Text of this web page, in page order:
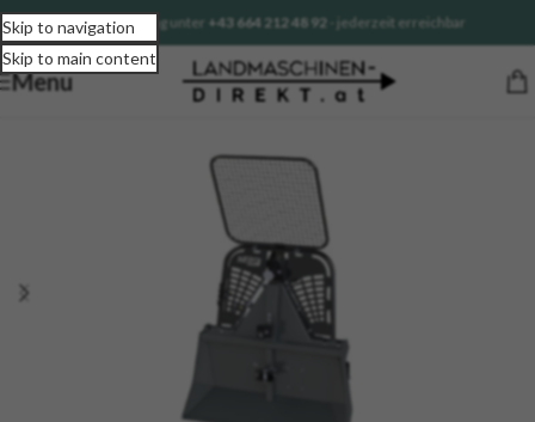
Skip to navigation
Skip to main content
Sofortberatung unter +43 664 212 48 92 - jederzeit erreichbar
Menu